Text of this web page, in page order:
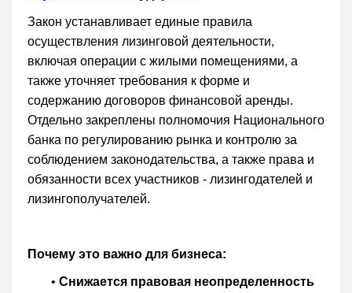
Закон устанавливает единые правила
осуществления лизинговой деятельности,
включая операции с жилыми помещениями, а
также уточняет требования к форме и
содержанию договоров финансовой аренды.
Отдельно закреплены полномочия Национального
банка по регулированию рынка и контролю за
соблюдением законодательства, а также права и
обязанности всех участников - лизингодателей и
лизингополучателей.
Почему это важно для бизнеса:
• Снижается правовая неопределенность